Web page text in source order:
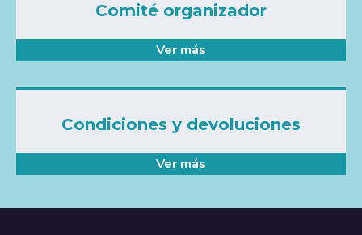
Comité organizador
Ver más
Condiciones y devoluciones
Ver más